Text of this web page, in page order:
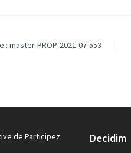
: master-PROP-2021-07-553
de Participez
Decidim